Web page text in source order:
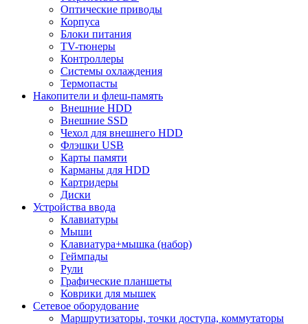
Оптические приводы
Корпуса
Блоки питания
TV-тюнеры
Контроллеры
Системы охлаждения
Термопасты
Накопители и флеш-память
Внешние HDD
Внешние SSD
Чехол для внешнего HDD
Флэшки USB
Карты памяти
Карманы для HDD
Картридеры
Диски
Устройства ввода
Клавиатуры
Мыши
Клавиатура+мышка (набор)
Геймпады
Рули
Графические планшеты
Коврики для мышек
Сетевое оборудование
Маршрутизаторы, точки доступа, коммутаторы